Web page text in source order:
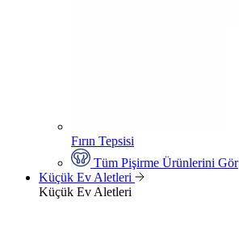
Fırın Tepsisi
Tüm Pişirme Ürünlerini Gör
Küçük Ev Aletleri
Küçük Ev Aletleri